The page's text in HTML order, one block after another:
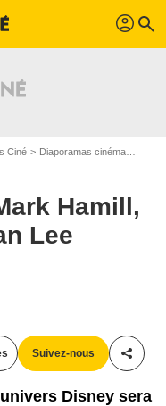
profil search
Ciné Diaporamas cinéma
Hamill,
Lee
Suivez-nous
Disney sera